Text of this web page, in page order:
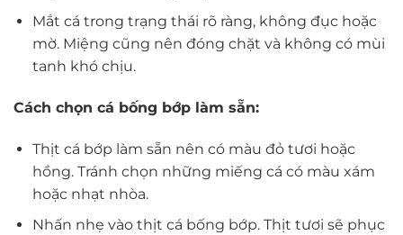
Mắt cá trong trạng thái rõ ràng, không đục hoặc
mờ. Miệng cũng nên đóng chặt và không có mùi
tanh khó chịu.
Cách chọn cá bống bớp làm sẵn:
Thịt cá bớp làm sẵn nên có màu đỏ tươi hoặc
hồng. Tránh chọn những miếng cá có màu xám
hoặc nhạt nhòa.
Nhấn nhẹ vào thịt cá bống bớp. Thịt tươi sẽ phục